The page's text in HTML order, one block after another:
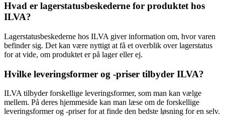
Hvad er lagerstatusbeskederne for produktet hos
ILVA?
Lagerstatusbeskederne hos ILVA giver information om, hvor varen
befinder sig. Det kan være nyttigt at få et overblik over lagerstatus
for at vide, om produktet er på lager eller ej.
Hvilke leveringsformer og -priser tilbyder ILVA?
ILVA tilbyder forskellige leveringsformer, som man kan vælge
mellem. På deres hjemmeside kan man læse om de forskellige
leveringsformer og -priser for at finde den bedste løsning for en selv.